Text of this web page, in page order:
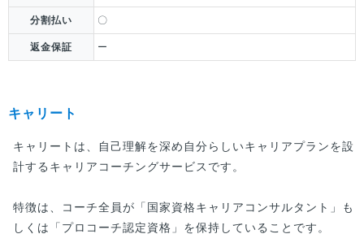
分割払い 〇
返金保証 ー
キャリート
キャリートは、自己理解を深め自分らしいキャリアプランを設
計するキャリアコーチングサービスです。
特徴は、コーチ全員が「国家資格キャリアコンサルタント」も
しくは「プロコーチ認定資格」を保持していることです。